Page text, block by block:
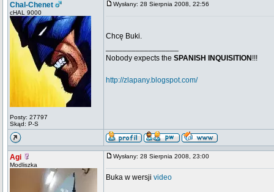
Chal-Chenet
cHAL 9000
Posty: 27797
Skąd: P-S
Wysłany: 28 Sierpnia 2008, 22:56
Chcę Buki.
Nobody expects the SPANISH INQUISITION !!!
http://zlapany.blogspot.com/
Agi
Modliszka
Wysłany: 28 Sierpnia 2008, 23:00
Buka w wersji video